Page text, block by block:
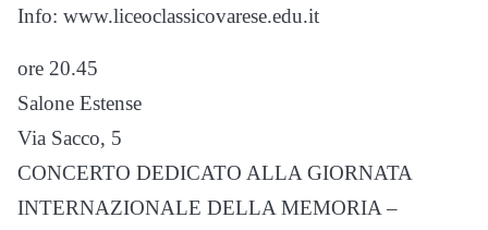
Info: www.liceoclassicovarese.edu.it
ore 20.45
Salone Estense
Via Sacco, 5
CONCERTO DEDICATO ALLA GIORNATA
INTERNAZIONALE DELLA MEMORIA –